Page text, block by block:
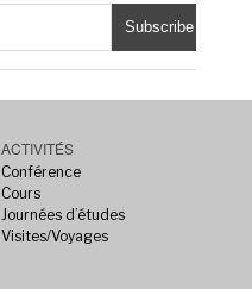
ACTIVITÉS
Conférence
Cours
Journées d’études
Visites/Voyages